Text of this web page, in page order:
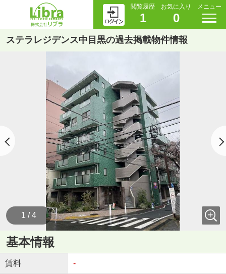
閲覧履歴
1
お気に入り
0
メニュー
ステラレジデンス中目黒の過去掲載物件情報
1 / 4
基本情報
賃料 -